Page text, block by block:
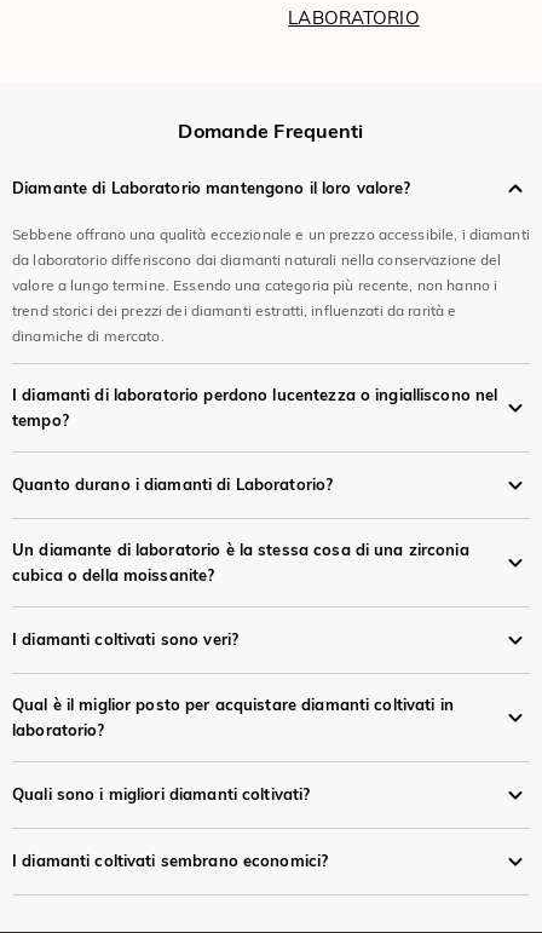
LABORATORIO
Domande Frequenti
Diamante di Laboratorio mantengono il loro valore?
Sebbene offrano una qualità eccezionale e un prezzo accessibile, i diamanti
da laboratorio differiscono dai diamanti naturali nella conservazione del
valore a lungo termine. Essendo una categoria più recente, non hanno i
trend storici dei prezzi dei diamanti estratti, influenzati da rarità e
dinamiche di mercato.
I diamanti di laboratorio perdono lucentezza o ingialliscono nel
tempo?
Quanto durano i diamanti di Laboratorio?
Un diamante di laboratorio è la stessa cosa di una zirconia
cubica o della moissanite?
I diamanti coltivati sono veri?
Qual è il miglior posto per acquistare diamanti coltivati in
laboratorio?
Quali sono i migliori diamanti coltivati?
I diamanti coltivati sembrano economici?